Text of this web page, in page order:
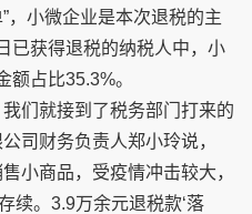
，小微企业是本次退税的主
已获得退税的纳税人中，小
额占比35.3%。
们就接到了税务部门打来的
司财务负责人郑小玲说，
小商品，受疫情冲击较大，
续。3.9万余元退税款‘落